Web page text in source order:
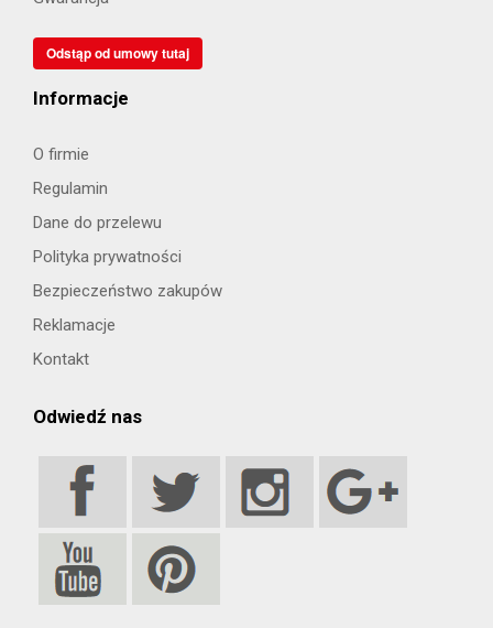
Odstąp od umowy tutaj
Informacje
O firmie
Regulamin
Dane do przelewu
Polityka prywatności
Bezpieczeństwo zakupów
Reklamacje
Kontakt
Odwiedź nas